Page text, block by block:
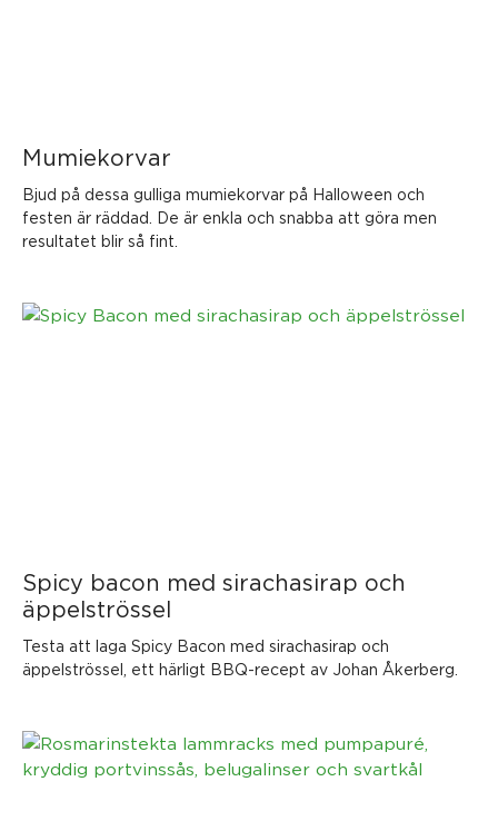
Mumiekorvar
Bjud på dessa gulliga mumiekorvar på Halloween och
festen är räddad. De är enkla och snabba att göra men
resultatet blir så fint.
Spicy bacon med sirachasirap och
äppelströssel
Testa att laga Spicy Bacon med sirachasirap och
äppelströssel, ett härligt BBQ-recept av Johan Åkerberg.